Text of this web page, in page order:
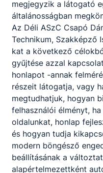
Óraadói állások
A Déli ASzC Csapó
Technikum óraadó
testnevelő tanárt
pedagógusok
szívesen
oktatásába és
pályázati feltételek
az álláshirdetésben
Részletek, jelentkezés
Jelentkezési
2026.08.17.
Munkavégzés helye
Déli ASzC Csapó
megjegyzik a látogató
általánosságban
Az Déli ASzC Csapó
Technikum, Szakképző
kat a következő
gyűjtése azzal
honlapot -annak
részeit látogatja, vagy
megtudhatjuk, hogyan
felhasználói élményt,
oldalunkat, honlap
és hogyan tudja
modern böngésző
beállításának a
alapértelmezettként